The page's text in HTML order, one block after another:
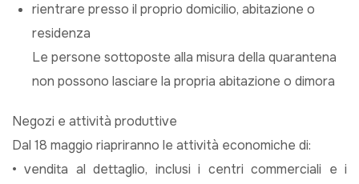
rientrare presso il proprio domicilio, abitazione o
residenza
Le persone sottoposte alla misura della quarantena
non possono lasciare la propria abitazione o dimora
Negozi e attività produttive
Dal 18 maggio riapriranno le attività economiche di:
• vendita al dettaglio, inclusi i centri commerciali e i